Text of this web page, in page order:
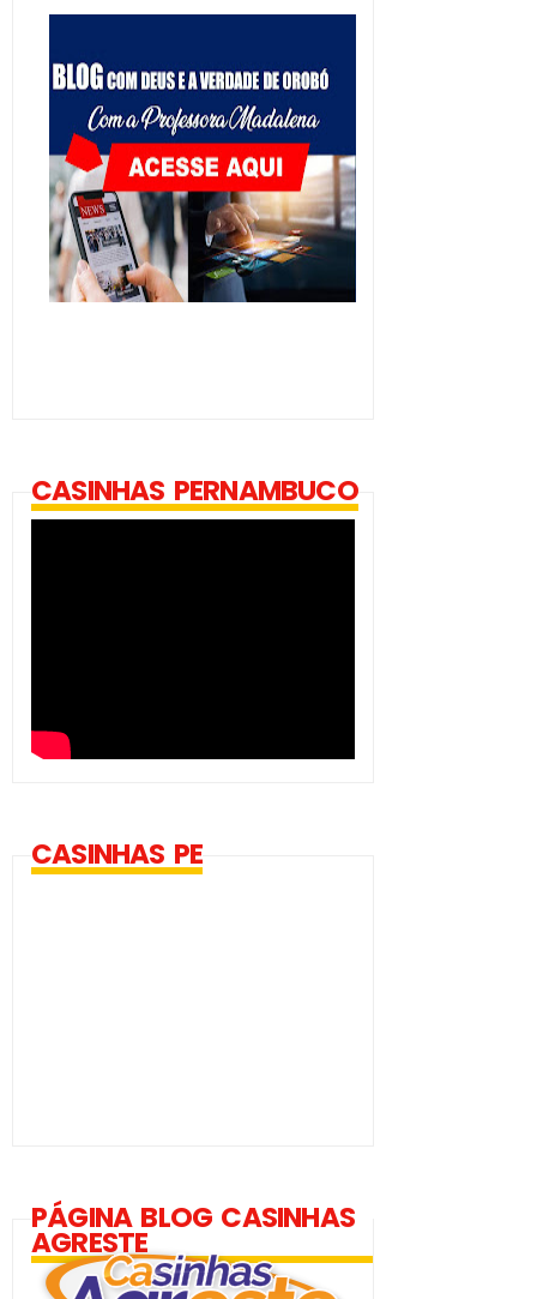
CASINHAS PERNAMBUCO
CASINHAS PE
PÁGINA BLOG CASINHAS
AGRESTE